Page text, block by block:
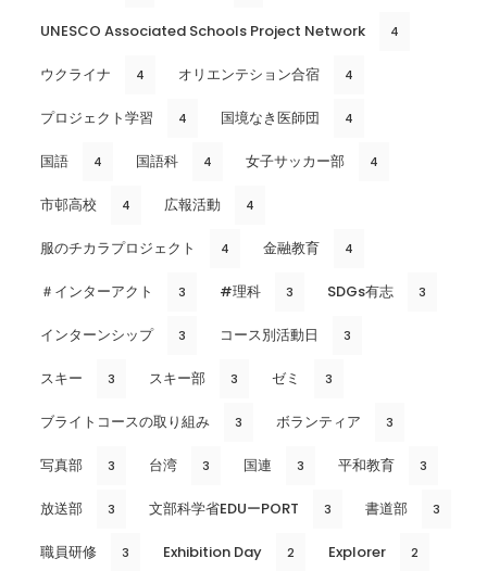
UNESCO Associated Schools Project Network 4
ウクライナ 4 オリエンテション合宿 4
プロジェクト学習 4 国境なき医師団 4
国語 4 国語科 4 女子サッカー部 4
市邨高校 4 広報活動 4
服のチカラプロジェクト 4 金融教育 4
＃インターアクト 3 #理科 3 SDGs有志 3
インターンシップ 3 コース別活動日 3
スキー 3 スキー部 3 ゼミ 3
ブライトコースの取り組み 3 ボランティア 3
写真部 3 台湾 3 国連 3 平和教育 3
放送部 3 文部科学省EDUーPORT 3 書道部 3
職員研修 3 Exhibition Day 2 Explorer 2